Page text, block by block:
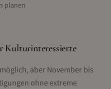
planen
Kulturinteressierte
aber November bis
ohne extreme